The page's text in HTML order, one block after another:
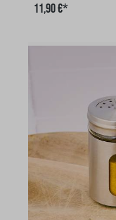
Strohhalm ist
und 600 ml.
11,90 €*